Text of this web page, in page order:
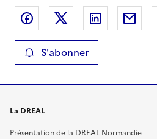
Partager sur Facebook
Partager sur X
Partager
S'abonner
La DREAL
Présentation de la DREAL Normandie